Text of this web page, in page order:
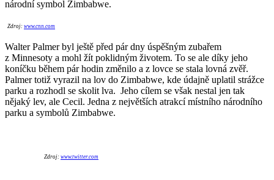
národní symbol Zimbabwe.
Zdroj: www.cnn.com
Walter Palmer byl ještě před pár dny úspěšným zubařem
z Minnesoty a mohl žít poklidným životem. To se ale díky jeho
koníčku během pár hodin změnilo a z lovce se stala lovná zvěř.
Palmer totiž vyrazil na lov do Zimbabwe, kde údajně uplatil strážce
parku a rozhodl se skolit lva. Jeho cílem se však nestal jen tak
nějaký lev, ale Cecil. Jedna z největších atrakcí místního národního
parku a symbolů Zimbabwe.
Zdroj: www.twitter.com